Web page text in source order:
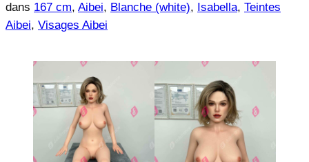
dans 167 cm, Aibei, Blanche (white), Isabella, Teintes
Aibei, Visages Aibei